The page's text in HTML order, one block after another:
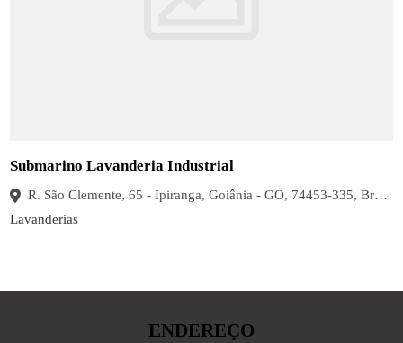
Submarino Lavanderia Industrial
R. São Clemente, 65 - Ipiranga, Goiânia - GO, 74453-335, Brasil
Lavanderias
ENDEREÇO